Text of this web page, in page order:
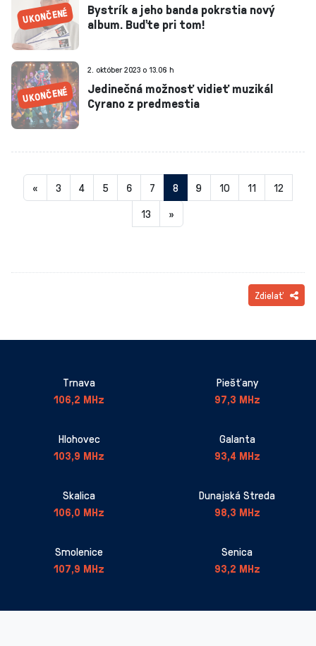
Bystrík a jeho banda pokrstia nový
album. Buďte pri tom!
Jedinečná možnosť vidieť muzikál
Cyrano z predmestia
2. október 2023 o 13.06 h
« 3 4 5 6 7 8Aktuálna
stránka
9 10 11
12
13
»
Zdielať
Trnava
106,2 MHz
Piešťany
97,3 MHz
Hlohovec
103,9 MHz
Galanta
93,4 MHz
Skalica
106,0 MHz
Dunajská Streda
98,3 MHz
Smolenice
107,9 MHz
Senica
93,2 MHz